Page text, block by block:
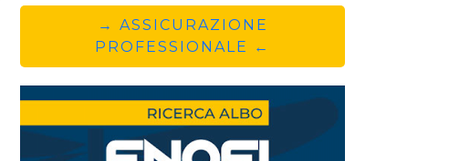
→ ASSICURAZIONE
PROFESSIONALE ←